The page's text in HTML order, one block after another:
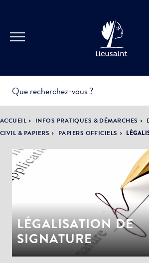
PRATIQUES &
DÉMARCHES
ACCUEIL INFOS PRATIQUES & DÉMARCHES
CIVIL & PAPIERS
PAPIERS OFFICIELS
LÉGALISATION DE
SIGNATURE